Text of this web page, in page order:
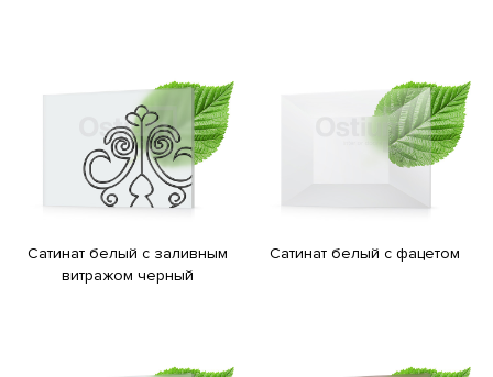
Сатинат белый с заливным
витражом черный
Сатинат белый с фацетом